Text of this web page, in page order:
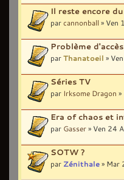
Il reste encore
parcannonball» Ven
Problème
parThanatoeil »
Séries TV
par Irksome Dragon
Era of chaos et
par Gasser» Ven 24
SOTW ?
par Zénithale» Mar